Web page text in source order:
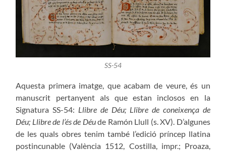
SS-54
Aquesta primera imatge, que acabam de veure, és un
manuscrit pertanyent als que estan inclosos en la
Signatura SS-54: Llibre de Déu; Llibre de coneixença de
Déu; Llibre de l’és de Déude Ramón Llull (s. XV). D’algunes
de les quals obres tenim també l’edició príncep llatina
postincunable (València 1512, Costilla, impr.; Proaza,